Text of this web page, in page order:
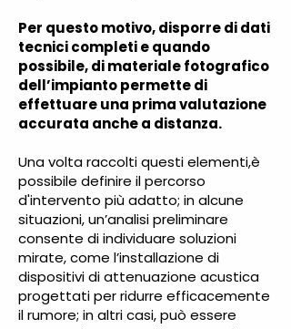
Per questo motivo, disporre di dati
tecnici completi e quando
possibile, di materiale fotografico
dell’impianto permette di
effettuare una prima valutazione
accurata anche a distanza.
Una volta raccolti questi elementi,è
possibile definire il percorso
d'intervento più adatto; in alcune
situazioni, un’analisi preliminare
consente di individuare soluzioni
mirate, come l’installazione di
dispositivi di attenuazione acustica
progettati per ridurre efficacemente
il rumore; in altri casi, può essere